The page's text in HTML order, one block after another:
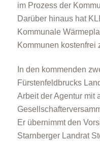
im Prozess der
Darüber hinaus hat
Kommunale
Kommunen kostenfrei
In den kommenden
Fürstenfeldbrucks
Arbeit der Agentur mit
Er übernimmt den
Starnberger Landrat